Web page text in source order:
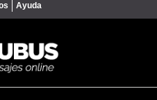
Ayuda